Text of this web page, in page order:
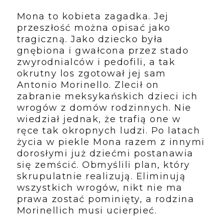
Mona to kobieta zagadka. Jej
przeszłość można opisać jako
tragiczną. Jako dziecko była
gnębiona i gwałcona przez stado
zwyrodnialców i pedofili, a tak
okrutny los zgotował jej sam
Antonio Morinello. Zlecił on
zabranie meksykańskich dzieci ich
wrogów z domów rodzinnych. Nie
wiedział jednak, że trafią one w
ręce tak okropnych ludzi. Po latach
życia w piekle Mona razem z innymi
dorosłymi już dziećmi postanawia
się zemścić. Obmyślili plan, który
skrupulatnie realizują. Eliminują
wszystkich wrogów, nikt nie ma
prawa zostać pominięty, a rodzina
Morinellich musi ucierpieć.